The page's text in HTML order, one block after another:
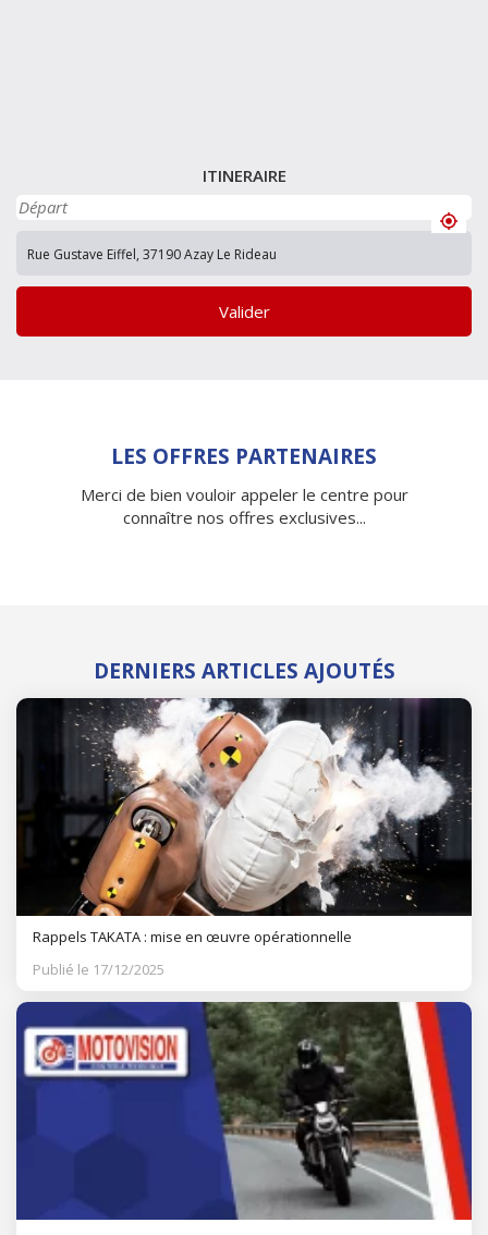
ITINERAIRE
Valider
LES OFFRES PARTENAIRES
Merci de bien vouloir appeler le centre pour
connaître nos offres exclusives...
DERNIERS ARTICLES AJOUTÉS
Rappels TAKATA : mise en œuvre opérationnelle
Publié le 17/12/2025